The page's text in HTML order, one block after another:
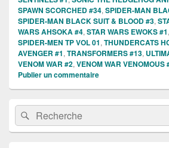
SPAWN SCORCHED #34, SPIDER-MAN
SPIDER-MAN BLACK SUIT & BLOOD #3,
WARS AHSOKA #4, STAR WARS EWOKS #1,
SPIDER-MEN TP VOL 01, THUNDERCATS
AVENGER #1, TRANSFORMERS #13,
VENOM WAR #2, VENOM WAR VENOMOUS
Publier un commentaire
Zone
principale
de
widget
Recherche :Rechercher